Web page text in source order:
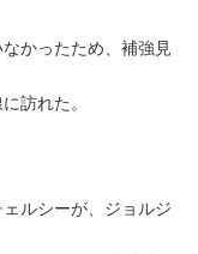
かったため、補強見
訪れた。
ルシーが、ジョルジ